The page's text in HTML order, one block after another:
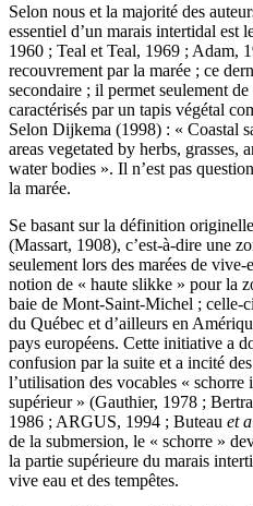
Selon nous et la majorité des
essentiel d’un marais intertidal est
1960 ; Teal et Teal, 1969 ; Adam,
recouvrement par la marée ; ce
secondaire ; il permet seulement
caractérisés par un tapis végétal
Selon Dijkema (1998) : « Coastal
areas vegetated by herbs,
water bodies ». Il n’est pas
la marée.
Se basant sur la définition
(Massart, 1908), c’est-à-dire une
seulement lors des marées de
notion de « haute slikke » pour la
baie de Mont-Saint-Michel ; celle-
du Québec et d’ailleurs en
pays européens. Cette initiative a
confusion par la suite et a incité
l’utilisation des vocables « schorre
supérieur » (Gauthier, 1978 ;
1986 ; ARGUS, 1994 ; Buteau et
de la submersion, le « schorre »
la partie supérieure du marais
vive eau et des tempêtes.